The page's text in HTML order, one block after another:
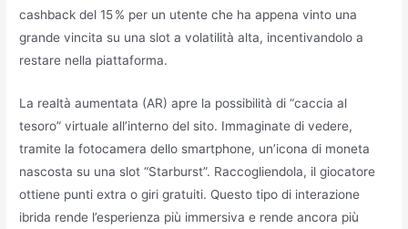
cashback del 15 % per un utente che ha appena vinto una
grande vincita su una slot a volatilità alta, incentivandolo a
restare nella piattaforma.
La realtà aumentata (AR) apre la possibilità di “caccia al
tesoro” virtuale all’interno del sito. Immaginate di vedere,
tramite la fotocamera dello smartphone, un’icona di moneta
nascosta su una slot “Starburst”. Raccogliendola, il giocatore
ottiene punti extra o giri gratuiti. Questo tipo di interazione
ibrida rende l’esperienza più immersiva e rende ancora più